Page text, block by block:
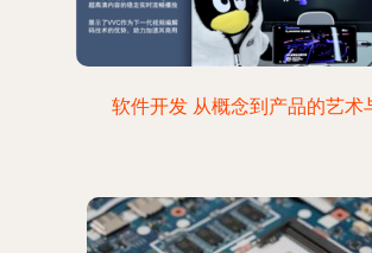
软件开发 从概念到产品的艺术